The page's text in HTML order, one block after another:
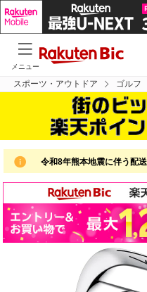
メニュー
スポーツ・アウトドア ゴルフ
令和8年熊本地震に伴う配